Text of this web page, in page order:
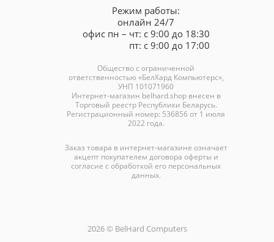
Режим работы:
онлайн 24/7
офис пн – чт: с 9:00 до 18:30
пт: с 9:00 до 17:00
Общество с ограниченной
ответственностью «БелХард Компьютерс»,
УНП 101071960
Интернет-магазин belhard.shopвнесен в
Торговый реестр Республики Беларусь.
Регистрационный номер: 536856 от 1 июля
2022 года.
Заказ товара в интернет-магазине означает
акцепт покупателем договора оферты и
согласие с обработкой его персональных
данных.
2026 © BelHard Computers